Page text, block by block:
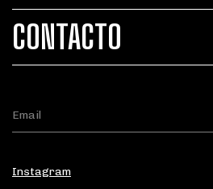
CONTACTO
Instagram